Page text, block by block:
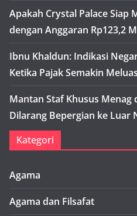
Apakah Crystal Palace Siap
dengan Anggaran Rp123,2
Ibnu Khaldun: Indikasi
Ketika Pajak Semakin
Mantan Staf Khusus Menag
Dilarang Bepergian ke Luar
Kategori
Agama
Agama dan Filsafat